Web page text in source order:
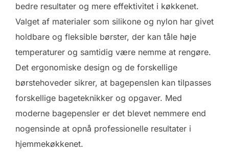
bedre resultater og mere effektivitet i køkkenet.
Valget af materialer som silikone og nylon har givet
holdbare og fleksible børster, der kan tåle høje
temperaturer og samtidig være nemme at rengøre.
Det ergonomiske design og de forskellige
børstehoveder sikrer, at bagepenslen kan tilpasses
forskellige bageteknikker og opgaver. Med
moderne bagepensler er det blevet nemmere end
nogensinde at opnå professionelle resultater i
hjemmekøkkenet.